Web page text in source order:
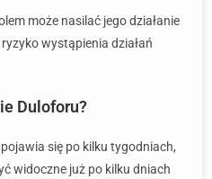
może nasilać jego działanie
wystąpienia działań
Duloforu?
się po kilku tygodniach,
widoczne już po kilku dniach